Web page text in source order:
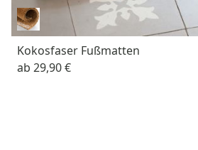
Kokosfaser Fußmatten
ab 29,90 €